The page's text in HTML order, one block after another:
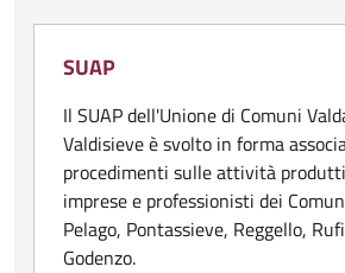
SUAP
Il SUAP dell'Unione di Comuni
Valdisieve è svolto in forma
procedimenti sulle attività
imprese e professionisti dei
Pelago, Pontassieve, Reggello,
Godenzo.